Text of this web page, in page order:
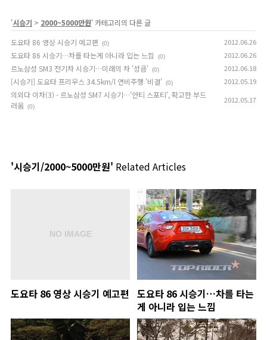
'시승기 > 2000~5000만원' 카테고리의 다른 글
도요타 86 영상 시승기 예고편
(0) 2012.06.26
도요타 86 시승기…차를 타는게 아니라 입는 느낌 (0) 2012.06.26
르노삼성 SM3 전기차 시승기…미래의 차 '성큼' (0) 2012.06.18
[시승기] 도요타 프리우스 34.5km/l 연비주행 '비결' (0) 2012.05.19
의외다 이차(3) - 르노삼성 SM7 시승기…'안티 스포티', 확고한 부드
러움 (0)
2012.05.17
'시승기/2000~5000만원' Related Articles
도요타 86 영상 시승기 예고편
도요타 86 시승기…차를 타는
게 아니라 입는 느낌